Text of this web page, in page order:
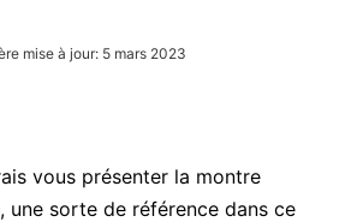
mise à jour: 5 mars 2023
vous présenter la montre
, une sorte de référence dans ce